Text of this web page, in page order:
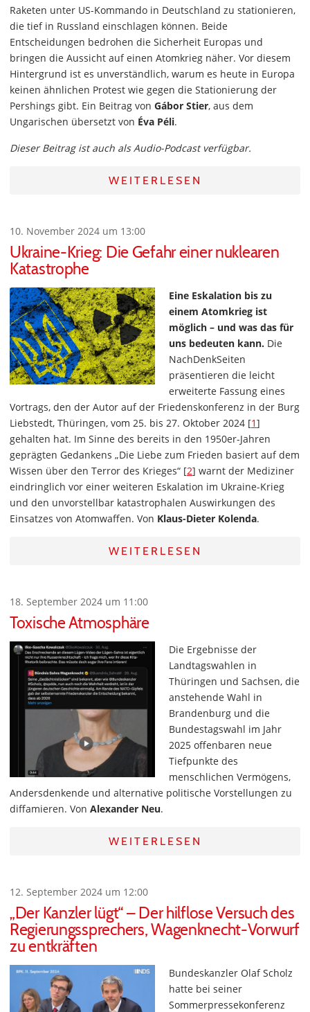
Raketen unter US-Kommando in Deutschland zu stationieren,
die tief in Russland einschlagen können. Beide
Entscheidungen bedrohen die Sicherheit Europas und
bringen die Aussicht auf einen Atomkrieg näher. Vor diesem
Hintergrund ist es unverständlich, warum es heute in Europa
keinen ähnlichen Protest wie gegen die Stationierung der
Pershings gibt. Ein Beitrag von Gábor Stier, aus dem
Ungarischen übersetzt von Éva Péli.
Dieser Beitrag ist auch als Audio-Podcast verfügbar.
WEITERLESEN
10. November 2024 um 13:00
Ukraine-Krieg: Die Gefahr einer nuklearen
Katastrophe
Eine Eskalation bis zu
einem Atomkrieg ist
möglich – und was das für
uns bedeuten kann. Die
NachDenkSeiten
präsentieren die leicht
erweiterte Fassung eines
Vortrags, den der Autor auf der Friedenskonferenz in der Burg
Liebstedt, Thüringen, vom 25. bis 27. Oktober 2024 [1]
gehalten hat. Im Sinne des bereits in den 1950er-Jahren
geprägten Gedankens „Die Liebe zum Frieden basiert auf dem
Wissen über den Terror des Krieges“ [2] warnt der Mediziner
eindringlich vor einer weiteren Eskalation im Ukraine-Krieg
und den unvorstellbar katastrophalen Auswirkungen des
Einsatzes von Atomwaffen. Von Klaus-Dieter Kolenda.
WEITERLESEN
18. September 2024 um 11:00
Toxische Atmosphäre
Die Ergebnisse der
Landtagswahlen in
Thüringen und Sachsen, die
anstehende Wahl in
Brandenburg und die
Bundestagswahl im Jahr
2025 offenbaren neue
Tiefpunkte des
menschlichen Vermögens,
Andersdenkende und alternative politische Vorstellungen zu
diffamieren. Von Alexander Neu.
WEITERLESEN
12. September 2024 um 12:00
„Der Kanzler lügt“ – Der hilflose Versuch des
Regierungssprechers, Wagenknecht-Vorwurf
zu entkräften
Bundeskanzler Olaf Scholz
hatte bei seiner
Sommerpressekonferenz